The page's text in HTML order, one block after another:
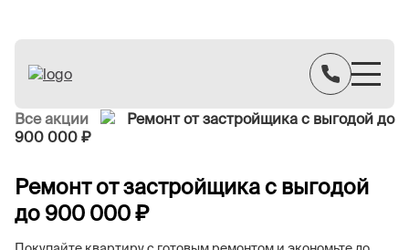
Все акции
Ремонт от застройщика с выгодой до
900 000 ₽
Ремонт от застройщика с выгодой
до 900 000 ₽